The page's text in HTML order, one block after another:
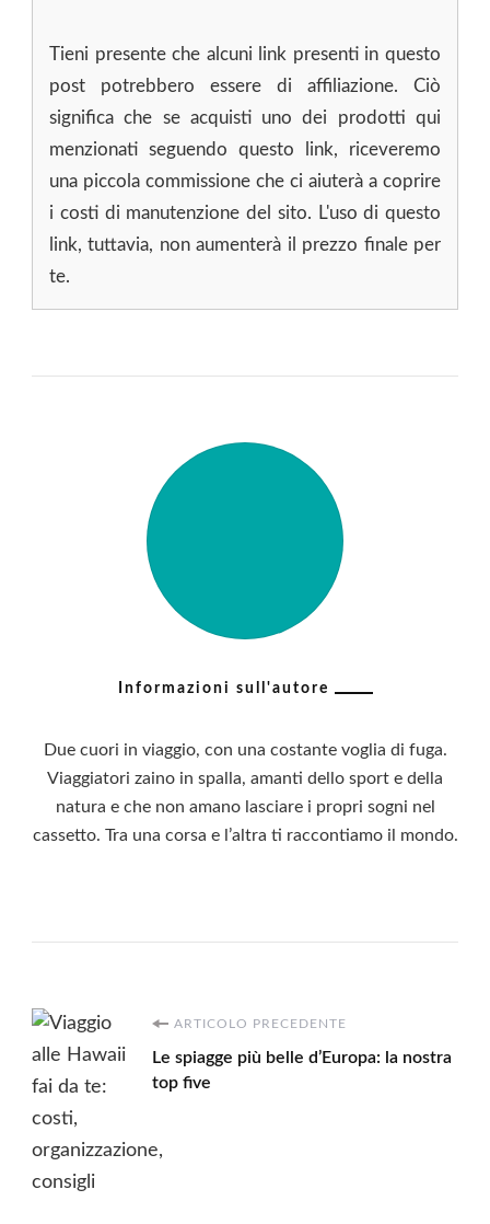
Tieni presente che alcuni link presenti in questo
post potrebbero essere di affiliazione. Ciò
significa che se acquisti uno dei prodotti qui
menzionati seguendo questo link, riceveremo
una piccola commissione che ci aiuterà a coprire
i costi di manutenzione del sito. L'uso di questo
link, tuttavia, non aumenterà il prezzo finale per
te.
Informazioni sull'autore
Due cuori in viaggio, con una costante voglia di fuga.
Viaggiatori zaino in spalla, amanti dello sport e della
natura e che non amano lasciare i propri sogni nel
cassetto. Tra una corsa e l’altra ti raccontiamo il mondo.
Navigazione
articoli
ARTICOLO PRECEDENTE
Le spiagge più belle d’Europa: la nostra
top five